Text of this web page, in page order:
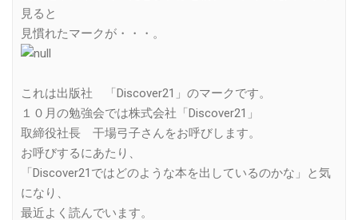
見ると
見慣れたマークが・・・。
これは出版社 「Discover21」のマークです。
１０月の勉強会では株式会社「Discover21」
取締役社長 干場弓子さんをお呼びします。
お呼びするにあたり、
「Discover21ではどのような本を出しているのかな」と気
になり、
最近よく読んでいます。